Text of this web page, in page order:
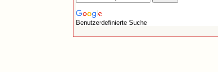
Benutzerdefinierte Suche